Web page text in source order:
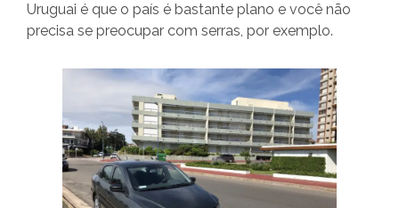
Uruguai é que o país é bastante plano e você não
precisa se preocupar com serras, por exemplo.